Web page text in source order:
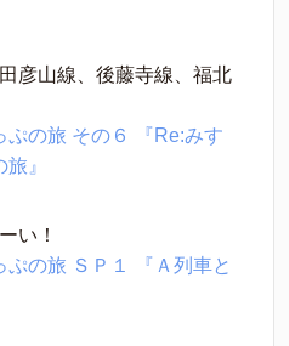
彦山線、後藤寺線、福北
の旅 その６ 『Re:みすゞ
』
い！
の旅 ＳＰ１ 『Ａ列車と